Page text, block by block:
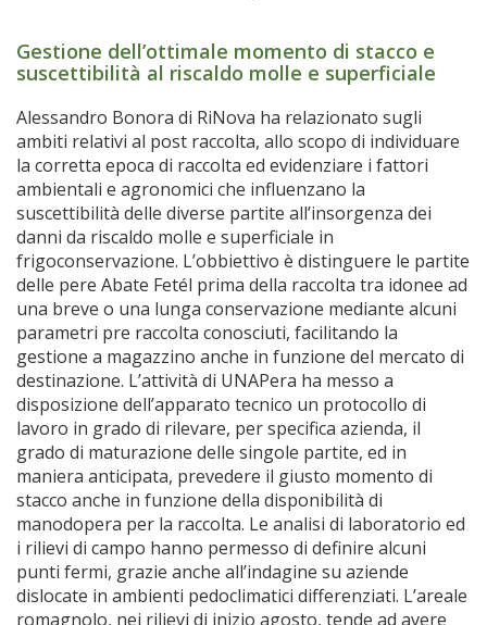
Gestione dell’ottimale momento di stacco e
suscettibilità al riscaldo molle e superficiale
Alessandro Bonora di RiNova ha relazionato sugli
ambiti relativi al post raccolta, allo scopo di individuare
la corretta epoca di raccolta ed evidenziare i fattori
ambientali e agronomici che influenzano la
suscettibilità delle diverse partite all’insorgenza dei
danni da riscaldo molle e superficiale in
frigoconservazione. L’obbiettivo è distinguere le partite
delle pere Abate Fetél prima della raccolta tra idonee ad
una breve o una lunga conservazione mediante alcuni
parametri pre raccolta conosciuti, facilitando la
gestione a magazzino anche in funzione del mercato di
destinazione. L’attività di UNAPera ha messo a
disposizione dell’apparato tecnico un protocollo di
lavoro in grado di rilevare, per specifica azienda, il
grado di maturazione delle singole partite, ed in
maniera anticipata, prevedere il giusto momento di
stacco anche in funzione della disponibilità di
manodopera per la raccolta. Le analisi di laboratorio ed
i rilievi di campo hanno permesso di definire alcuni
punti fermi, grazie anche all’indagine su aziende
dislocate in ambienti pedoclimatici differenziati. L’areale
romagnolo, nei rilievi di inizio agosto, tende ad avere